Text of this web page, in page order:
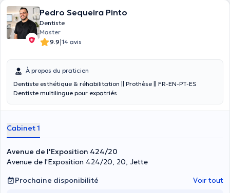
Pedro Sequeira Pinto
Dentiste
Master
9.9|14 avis
À propos du praticien
Dentiste esthétique & réhabilitation || Prothèse || FR-EN-PT-ES
Dentiste multilingue pour expatriés
Cabinet 1
Avenue de l'Exposition 424/20
Avenue de l'Exposition 424/20, 20, Jette
Prochaine disponibilité
Voir tout